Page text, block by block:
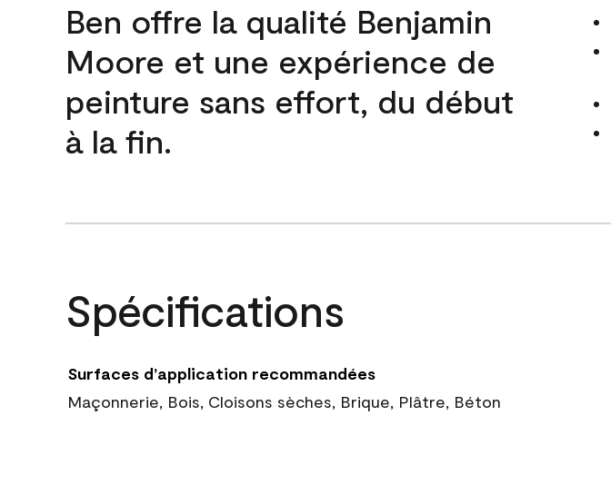
Ben offre la qualité Benjamin
Moore et une expérience de
peinture sans effort, du début
à la fin.
Spécifications
Surfaces d’application recommandées
Maçonnerie, Bois, Cloisons sèches, Brique, Plâtre, Béton